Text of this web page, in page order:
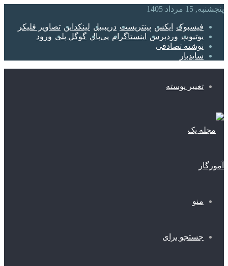
ایکس پینتریست دریبببل لینکداین
تصاویر فلیکر
وردپرس اینستاگرام پی‌پال گوگل پلی ورود
تصادفی
پوسته
برای